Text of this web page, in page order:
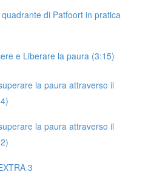
di Patfoort in pratica
e Liberare la paura (3:15)
la paura attraverso il
la paura attraverso il
3